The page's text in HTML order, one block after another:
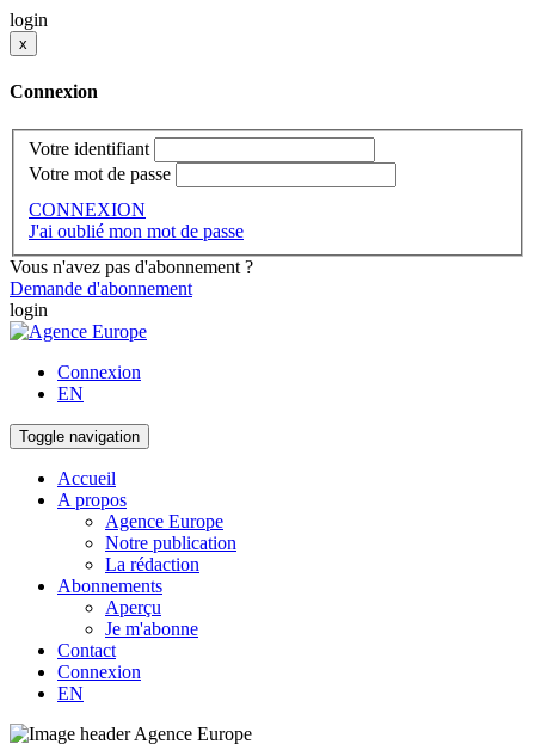
login
x
Connexion
Votre identifiant
Votre mot de passe
CONNEXION
J'ai oublié mon mot de passe
Vous n'avez pas d'abonnement ?
Demande d'abonnement
login
Connexion
EN
Toggle navigation
Accueil
A propos
Agence Europe
Notre publication
La rédaction
Abonnements
Aperçu
Je m'abonne
Contact
Connexion
EN